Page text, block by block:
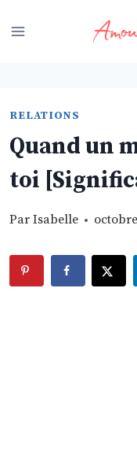
to
RELATIONS
Quand un
toi
Par Isabelle